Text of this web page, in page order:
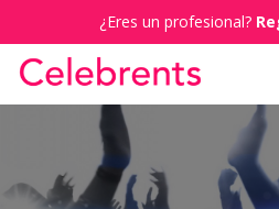
¿Eres un profesional?